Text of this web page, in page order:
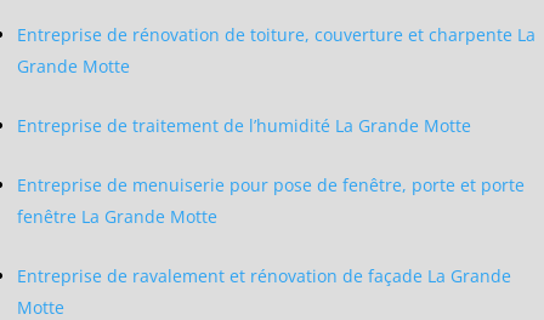
Entreprise de rénovation de toiture, couverture et charpente La
Grande Motte
Entreprise de traitement de l’humidité La Grande Motte
Entreprise de menuiserie pour pose de fenêtre, porte et porte
fenêtre La Grande Motte
Entreprise de ravalement et rénovation de façade La Grande
Motte